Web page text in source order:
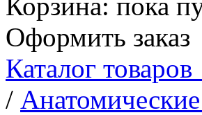
Оформить заказ
Каталог товаров
/